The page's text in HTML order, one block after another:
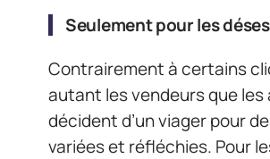
Seulement pour les
Contrairement à certains
autant les vendeurs que
décident d’un viager pour
variées et réfléchies. Pour